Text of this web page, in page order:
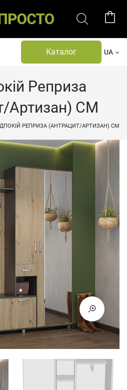
Каталог UA
Реприза
Артизан) СМ
РЕПРИЗА (АНТРАЦИТ/АРТИЗАН) СМ